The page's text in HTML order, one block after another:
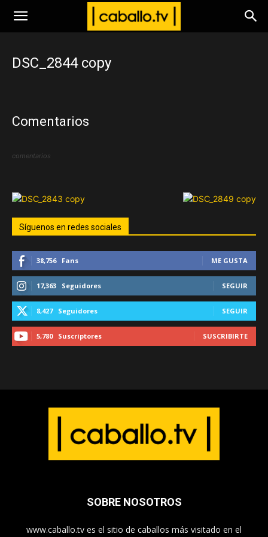
www.caballo.tv
DSC_2844 copy
Comentarios
comentarios
Síguenos en redes sociales
38,756 Fans ME GUSTA
17,363 Seguidores SEGUIR
8,427 Seguidores SEGUIR
5,780 Suscriptores SUSCRIBIRTE
SOBRE NOSOTROS
www.caballo.tv es el sitio de caballos más visitado en el